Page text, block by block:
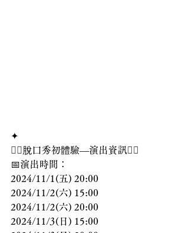
✦
❤️‍🔥 脫口秀初體驗—演出資訊❤️‍🔥
📅演出時間：
2024/11/1(五) 20:00
2024/11/2(六) 15:00
2024/11/2(六) 20:00
2024/11/3(日) 15:00